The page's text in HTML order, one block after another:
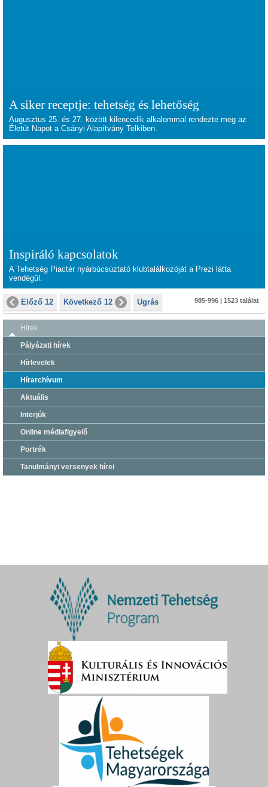
A siker receptje: tehetség és lehetőség
Augusztus 25. és 27. között kilencedik alkalommal rendezte meg az
Életút Napot a Csányi Alapítvány Telkiben.
Inspiráló kapcsolatok
A Tehetség Piactér nyárbúcsúztató klubtalálkozóját a Prezi látta
vendégül.
Előző 12 Következő 12 Ugrás 985-996 | 1523 találat
Hírek
Pályázati hírek
Hírlevelek
Hírarchívum
Aktuális
Interjúk
Online médiafigyelő
Portrék
Tanulmányi versenyek hírei